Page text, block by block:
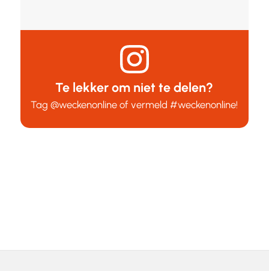
Te lekker om niet te delen?
Tag@weckenonline of vermeld#weckenonline!